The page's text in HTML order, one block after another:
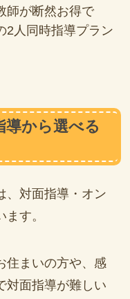
師が断然お得で
2人同時指導プラン
導から選べる
、対面指導・オン
す。
住まいの方や、感
対面指導が難しい